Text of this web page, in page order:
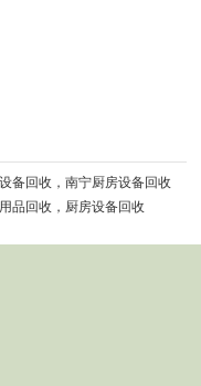
备回收，南宁厨房设备回收
品回收，厨房设备回收